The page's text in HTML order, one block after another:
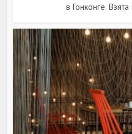
в Гонконге.